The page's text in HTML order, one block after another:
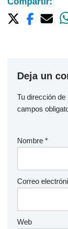
Deja un
Tu dirección
campos
Nombre *
Correo
Web